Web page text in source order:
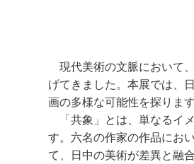
現代美術の文脈において
げてきました。本展では、
画の多様な可能性を探ります
「共象」とは、単なるイ
す。六名の作家の作品にお
て、日中の美術が差異と融